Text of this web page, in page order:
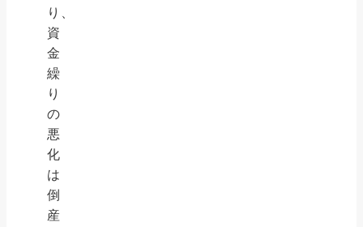
り、
資
金
繰
り
の
悪
化
は
倒
産